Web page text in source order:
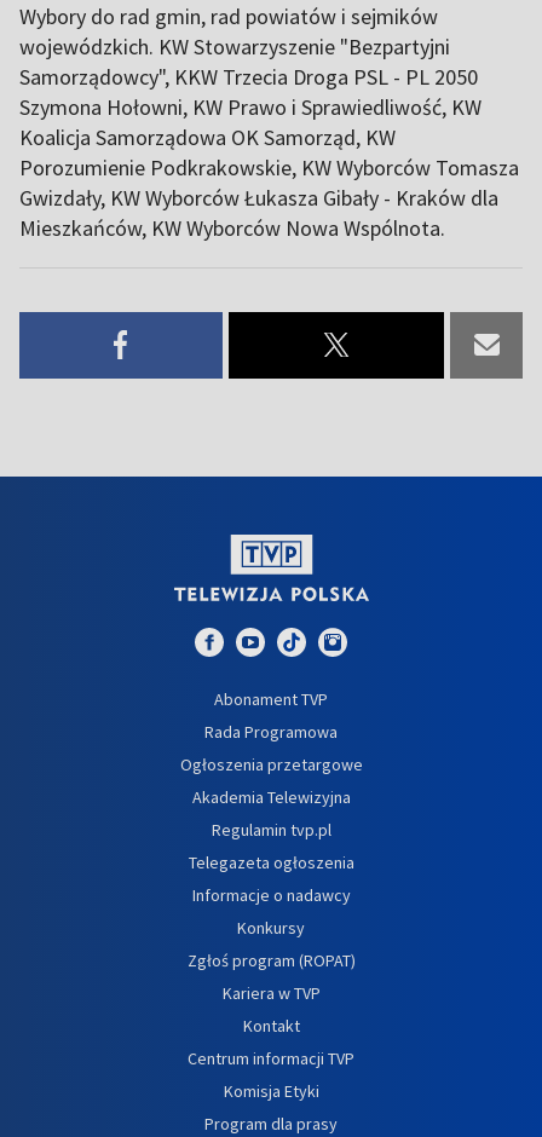
Wybory do rad gmin, rad powiatów i sejmików
wojewódzkich. KW Stowarzyszenie "Bezpartyjni
Samorządowcy", KKW Trzecia Droga PSL - PL 2050
Szymona Hołowni, KW Prawo i Sprawiedliwość, KW
Koalicja Samorządowa OK Samorząd, KW
Porozumienie Podkrakowskie, KW Wyborców Tomasza
Gwizdały, KW Wyborców Łukasza Gibały - Kraków dla
Mieszkańców, KW Wyborców Nowa Wspólnota.
Abonament TVP
Rada Programowa
Ogłoszenia przetargowe
Akademia Telewizyjna
Regulamin tvp.pl
Telegazeta ogłoszenia
Informacje o nadawcy
Konkursy
Zgłoś program (ROPAT)
Kariera w TVP
Kontakt
Centrum informacji TVP
Komisja Etyki
Program dla prasy